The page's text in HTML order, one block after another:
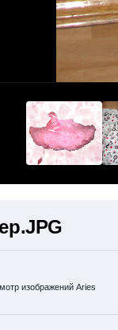
изображений Aries